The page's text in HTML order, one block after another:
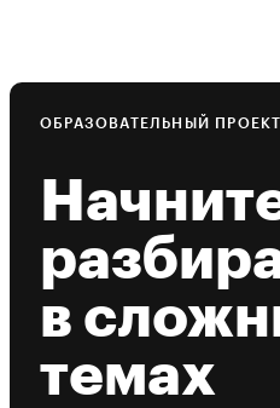
ОБРАЗОВАТЕЛЬНЫЙ ПРОЕКТ
в
темах